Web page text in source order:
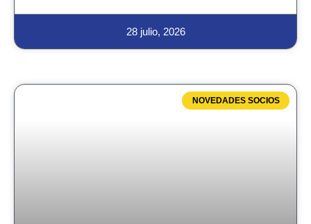
28 julio, 2026
NOVEDADES SOCIOS